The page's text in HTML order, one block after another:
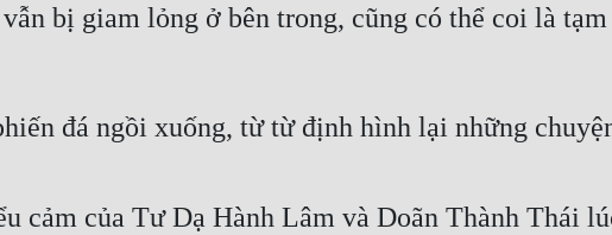
bị giam lỏng ở bên trong, cũng có thể coi là
đá ngồi xuống, từ từ định hình lại những
cảm của Tư Dạ Hành Lâm và Doãn Thành Thái